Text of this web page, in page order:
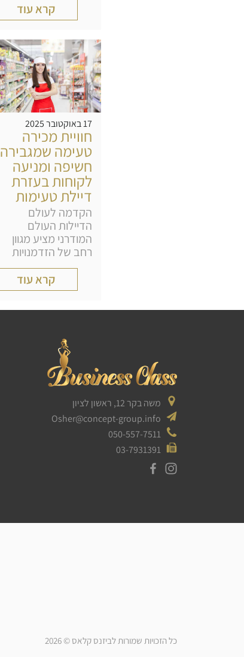
קרא עוד
17 באוקטובר 2025
חוויית מכירה
טעימה שמגבירה
חשיפה ומניעה
לקוחות בעזרת
דיילת טעימות
הקדמה לעולם
הדיילות העולם
המודרני מציע מגוון
רחב של הזדמנויות
קרא עוד
משה בקר 12, ראשון לציון
Osher@concept-group.info
050-557-7511
03-7931391
כל הזכויות שמורות לביזנס קלאס © 2026